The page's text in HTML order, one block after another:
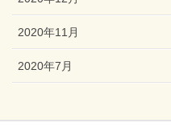
2020年11月
2020年7月